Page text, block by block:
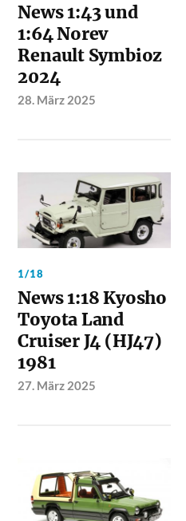
News 1:43 und
1:64 Norev
Renault Symbioz
2024
28. März 2025
1/18
News 1:18 Kyosho
Toyota Land
Cruiser J4 (HJ47)
1981
27. März 2025